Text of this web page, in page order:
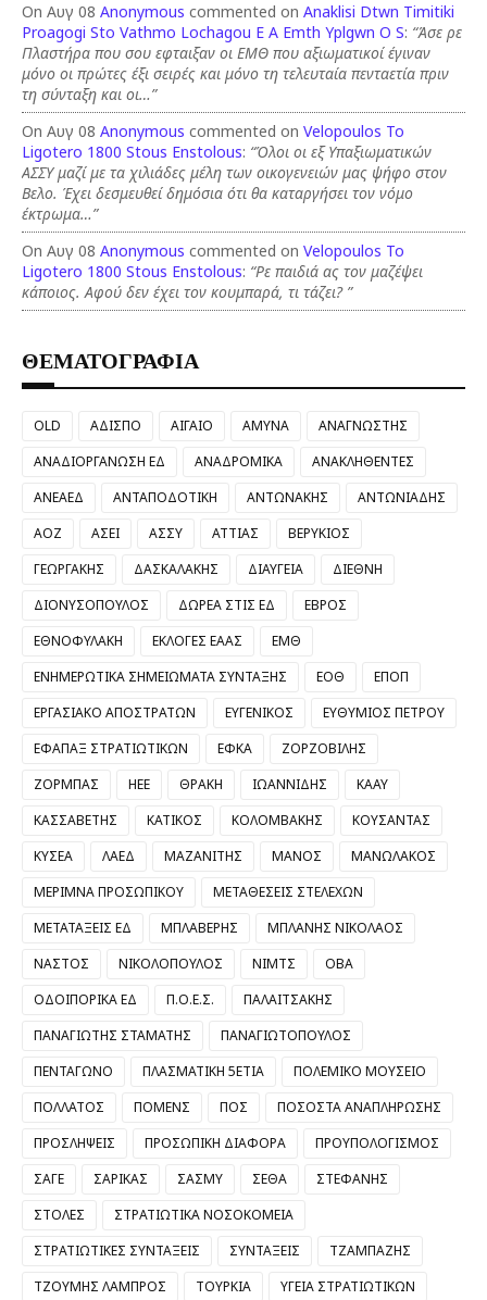
On Αυγ 08 Anonymous commented on Anaklisi Dtwn Timitiki
Proagogi Sto Vathmo Lochagou E A Emth Yplgwn O S: “Άσε ρε
Πλαστήρα που σου εφταιξαν οι ΕΜΘ που αξιωματικοί έγιναν
μόνο οι πρώτες έξι σειρές και μόνο τη τελευταία πενταετία πριν
τη σύνταξη και οι…”
On Αυγ 08 Anonymous commented on Velopoulos To
Ligotero 1800 Stous Enstolous: “Όλοι οι εξ Υπαξιωματικών
ΑΣΣΥ μαζί με τα χιλιάδες μέλη των οικογενειών μας ψήφο στον
Βελο. Έχει δεσμευθεί δημόσια ότι θα καταργήσει τον νόμο
έκτρωμα…”
On Αυγ 08 Anonymous commented on Velopoulos To
Ligotero 1800 Stous Enstolous: “Ρε παιδιά ας τον μαζέψει
κάποιος. Αφού δεν έχει τον κουμπαρά, τι τάζει? ”
ΘΕΜΑΤΟΓΡΑΦΙΑ
OLD ΑΔΙΣΠΟ ΑΙΓΑΙΟ ΑΜΥΝΑ
ΑΝΑΓΝΩΣΤΗΣ
ΑΝΑΔΙΟΡΓΑΝΩΣΗ ΕΔ
ΑΝΑΔΡΟΜΙΚΑ
ΑΝΑΚΛΗΘΕΝΤΕΣ
ΑΝΕΑΕΔ
ΑΝΤΑΠΟΔΟΤΙΚΗ ΑΝΤΩΝΑΚΗΣ
ΑΝΤΩΝΙΑΔΗΣ
ΑΟΖ
ΑΣΕΙ ΑΣΣΥ ΑΤΤΙΑΣ
ΒΕΡΥΚΙΟΣ
ΓΕΩΡΓΑΚΗΣ
ΔΑΣΚΑΛΑΚΗΣ ΔΙΑΥΓΕΙΑ
ΔΙΕΘΝΗ
ΔΙΟΝΥΣΟΠΟΥΛΟΣ
ΔΩΡΕΑ ΣΤΙΣ ΕΔ
ΕΒΡΟΣ
ΕΘΝΟΦΥΛΑΚΗ
ΕΚΛΟΓΕΣ ΕΑΑΣ
ΕΜΘ
ΕΝΗΜΕΡΩΤΙΚΑ ΣΗΜΕΙΩΜΑΤΑ ΣΥΝΤΑΞΗΣ
ΕΟΘ
ΕΠΟΠ
ΕΡΓΑΣΙΑΚΟ ΑΠΟΣΤΡΑΤΩΝ
ΕΥΓΕΝΙΚΟΣ
ΕΥΘΥΜΙΟΣ ΠΕΤΡΟΥ
ΕΦΑΠΑΞ ΣΤΡΑΤΙΩΤΙΚΩΝ
ΕΦΚΑ
ΖΟΡΖΟΒΙΛΗΣ
ΖΟΡΜΠΑΣ
ΗΕΕ ΘΡΑΚΗ ΙΩΑΝΝΙΔΗΣ
ΚΑΑΥ
ΚΑΣΣΑΒΕΤΗΣ
ΚΑΤΙΚΟΣ ΚΟΛΟΜΒΑΚΗΣ
ΚΟΥΣΑΝΤΑΣ
ΚΥΣΕΑ
ΛΑΕΔ ΜΑΖΑΝΙΤΗΣ ΜΑΝΟΣ
ΜΑΝΩΛΑΚΟΣ
ΜΕΡΙΜΝΑ ΠΡΟΣΩΠΙΚΟΥ
ΜΕΤΑΘΕΣΕΙΣ ΣΤΕΛΕΧΩΝ
ΜΕΤΑΤΑΞΕΙΣ ΕΔ
ΜΠΛΑΒΕΡΗΣ
ΜΠΛΑΝΗΣ ΝΙΚΟΛΑΟΣ
ΝΑΣΤΟΣ
ΝΙΚΟΛΟΠΟΥΛΟΣ ΝΙΜΤΣ
ΟΒΑ
ΟΔΟΙΠΟΡΙΚΑ ΕΔ
Π.Ο.Ε.Σ.
ΠΑΛΑΙΤΣΑΚΗΣ
ΠΑΝΑΓΙΩΤΗΣ ΣΤΑΜΑΤΗΣ
ΠΑΝΑΓΙΩΤΟΠΟΥΛΟΣ
ΠΕΝΤΑΓΩΝΟ
ΠΛΑΣΜΑΤΙΚΗ 5ΕΤΙΑ
ΠΟΛΕΜΙΚΟ ΜΟΥΣΕΙΟ
ΠΟΛΛΑΤΟΣ
ΠΟΜΕΝΣ ΠΟΣ
ΠΟΣΟΣΤΑ ΑΝΑΠΛΗΡΩΣΗΣ
ΠΡΟΣΛΗΨΕΙΣ
ΠΡΟΣΩΠΙΚΗ ΔΙΑΦΟΡΑ
ΠΡΟΥΠΟΛΟΓΙΣΜΟΣ
ΣΑΓΕ
ΣΑΡΙΚΑΣ ΣΑΣΜΥ ΣΕΘΑ
ΣΤΕΦΑΝΗΣ
ΣΤΟΛΕΣ
ΣΤΡΑΤΙΩΤΙΚΑ ΝΟΣΟΚΟΜΕΙΑ
ΣΤΡΑΤΙΩΤΙΚΕΣ ΣΥΝΤΑΞΕΙΣ
ΣΥΝΤΑΞΕΙΣ
ΤΖΑΜΠΑΖΗΣ
ΤΖΟΥΜΗΣ ΛΑΜΠΡΟΣ
ΤΟΥΡΚΙΑ ΥΓΕΙΑ ΣΤΡΑΤΙΩΤΙΚΩΝ